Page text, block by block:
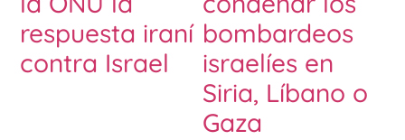
respuesta iraní
contra Israel
bombardeos
israelíes en
Siria, Líbano o
Gaza